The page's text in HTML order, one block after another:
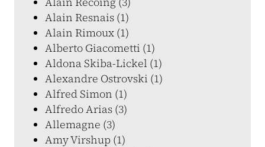
Alain Resnais (1)
Alain Rimoux (1)
Alberto Giacometti (1)
Aldona Skiba-Lickel (1)
Alexandre Ostrovski (1)
Alfred Simon (1)
Alfredo Arias (3)
Allemagne (3)
Amy Virshup (1)